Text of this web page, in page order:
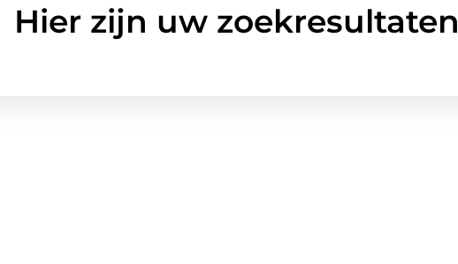
Hier zijn uw zoekresultaten